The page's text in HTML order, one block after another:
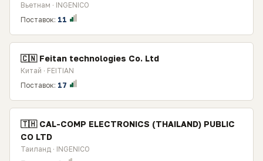
Вьетнам · INGENICO
Поставок: 11
🇨🇳 Feitan technologies Co. Ltd
Китай · FEITIAN
Поставок: 17
🇹🇭 CAL-COMP ELECTRONICS (THAILAND) PUBLIC
CO LTD
Таиланд · INGENICO